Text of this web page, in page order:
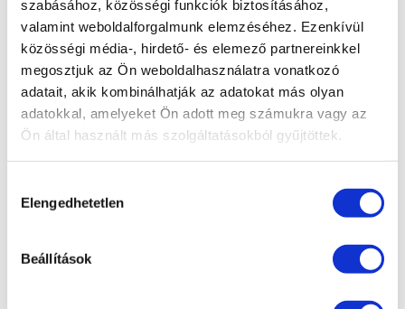
szabásához, közösségi funkciók biztosításához,
valamint weboldalforgalmunk elemzéséhez. Ezenkívül
közösségi média-, hirdető- és elemező partnereinkkel
megosztjuk az Ön weboldalhasználatra vonatkozó
adatait, akik kombinálhatják az adatokat más olyan
adatokkal, amelyeket Ön adott meg számukra vagy az
Ön által használt más szolgáltatásokból gyűjtöttek.
kiválasztása
Elengedhetetlen
Beállítások
fogadni: a 30 millió forint perérték alatti vagyonjogi
perek (néhány kivételtől, például a szerzői jogi,
vagy a társasági jogi perektől eltekintve); a
személyi állapotot érintő perek (pl. házassági,
gondnoksági, származási perek); a végrehajtási
perek és a munkaügyi perek.Ha viszont a fél
ezekben az ügyekben mégis jogi képviselőt vesz
igénybe, akkor köteles is lesz fenntartani a jogi
képviseletet az eljárás jogerős befejezéséig.
jog, hogy áttérjen személyes eljárásra.